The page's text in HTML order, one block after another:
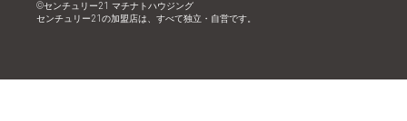
センチュリー21の加盟店は、すべて独立・自営です。
©︎センチュリー21 マチナトハウジング